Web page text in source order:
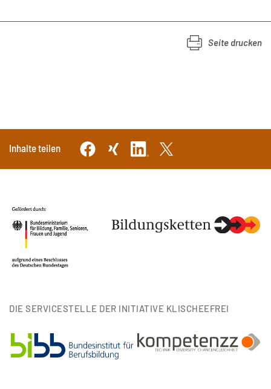
Seite drucken
Inhalte teilen
DIE SERVICESTELLE DER INITIATIVE KLISCHEEFREI